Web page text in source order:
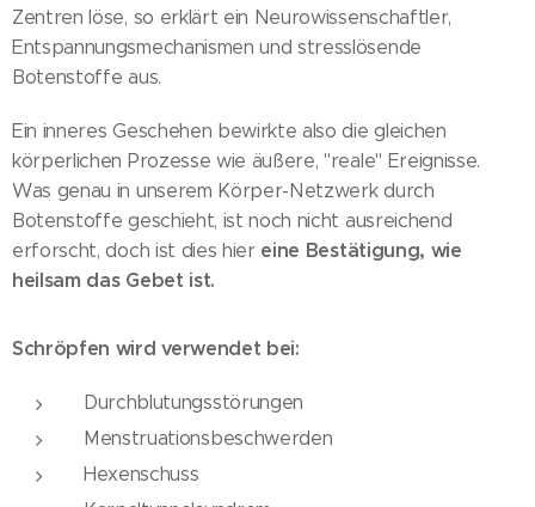
Zentren löse, so erklärt ein Neurowissenschaftler,
Entspannungsmechanismen und stresslösende
Botenstoffe aus.
Ein inneres Geschehen bewirkte also die gleichen
körperlichen Prozesse wie äußere, "reale" Ereignisse.
Was genau in unserem Körper-Netzwerk durch
Botenstoffe geschieht, ist noch nicht ausreichend
erforscht, doch ist dies hier eine Bestätigung, wie
heilsam das Gebet ist.
Schröpfen wird verwendet bei:
Durchblutungsstörungen
Menstruationsbeschwerden
Hexenschuss